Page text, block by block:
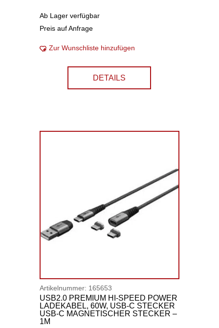
Ab Lager verfügbar
Preis auf Anfrage
Zur Wunschliste hinzufügen
DETAILS
Artikelnummer: 165653
USB2.0 PREMIUM HI-SPEED POWER
LADEKABEL, 60W, USB-C STECKER
USB-C MAGNETISCHER STECKER –
1M